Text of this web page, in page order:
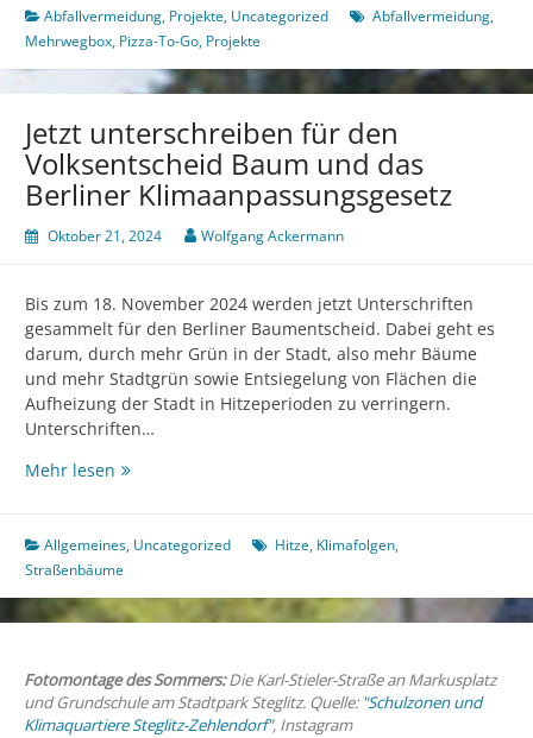
To-
Go
kommt
gut
Abfallvermeidung, Projekte, Uncategorized Abfallvermeidung,
Mehrwegbox, Pizza-To-Go, Projekte
Jetzt unterschreiben für den
Volksentscheid Baum und das
Berliner Klimaanpassungsgesetz
Oktober 21, 2024 Wolfgang Ackermann
Bis zum 18. November 2024 werden jetzt Unterschriften
gesammelt für den Berliner Baumentscheid. Dabei geht es
darum, durch mehr Grün in der Stadt, also mehr Bäume
und mehr Stadtgrün sowie Entsiegelung von Flächen die
Aufheizung der Stadt in Hitzeperioden zu verringern.
Unterschriften…
Mehr lesen Jetzt
den
Volksentscheid
Baum
und
Berliner
Klimaanpassungsgesetz
Allgemeines, Uncategorized Hitze, Klimafolgen,
Straßenbäume
Fotomontage des Sommers:Die Karl-Stieler-Straße an Markusplatz
und Grundschule am Stadtpark Steglitz. Quelle: "Schulzonen und
Klimaquartiere Steglitz-Zehlendorf", Instagram